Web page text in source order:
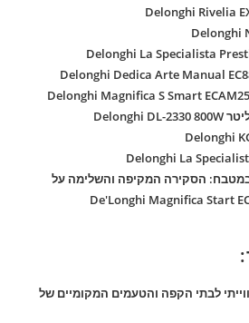
הסקירה המקיפה והשלימה על
לבתי הקפה והטעמים המקומיים של